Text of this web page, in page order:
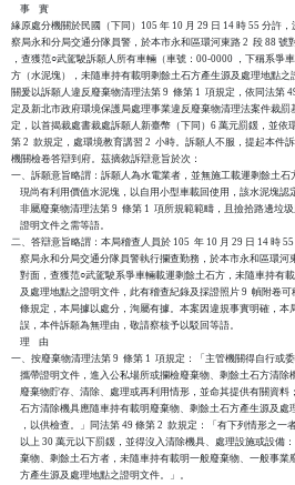
    事    實
緣原處分機關於民國（下同）105 年 10 月 29 日 14 時 55 分許
察局永和分局交通分隊員警，於本市永和區環河東路 2  段 88 號
，查獲范○武駕駛訴願人所有車輛（車號：00-0000 ，下稱系爭
方（水泥塊），未隨車持有載明剩餘土石方產生源及處理地點之
關爰以訴願人違反廢棄物清理法第 9  條第 1  項規定，依同法第
定及新北市政府環境保護局處理事業違反廢棄物清理法案件裁罰
定，以首揭裁處書裁處訴願人新臺幣（下同）6 萬元罰鍰，並依
第 2  款規定，處環境教育講習 2  小時。訴願人不服，提起本件
機關檢卷答辯到府。茲摘敘訴辯意旨於次：
一、訴願意旨略謂：訴願人為水電業者，並無施工載運剩餘土石
現尚有利用價值水泥塊，以自用小型車載回使用，該水泥塊認
非屬廢棄物清理法第 9  條第 1  項所規範範疇，且撿拾路邊垃
    證明文件之需等語。
二、答辯意旨略謂：本局稽查人員於 105  年 10 月 29 日 14 時
察局永和分局交通分隊員警執行攔查勤務，於本市永和區環河東
對面，查獲范○武駕駛系爭車輛載運剩餘土石方，未隨車持有
及處理地點之證明文件，此有稽查紀錄及採證照片 9  幀附卷
條規定，本局據以處分，洵屬有據。本案因違規事實明確，本
    誤，本件訴願為無理由，敬請察核予以駁回等語。
    理    由
一、按廢棄物清理法第 9  條第 1  項規定：「主管機關得自行或
攜帶證明文件，進入公私場所或攔檢廢棄物、剩餘土石方清除
廢棄物貯存、清除、處理或再利用情形，並命其提供有關資料
石方清除機具應隨車持有載明廢棄物、剩餘土石方產生源及處
，以供檢查。」同法第 49 條第 2  款規定：「有下列情形之一
以上 30 萬元以下罰鍰，並得沒入清除機具、處理設施或設
棄物、剩餘土石方者，未隨車持有載明一般廢棄物、一般事業
    方產生源及處理地點之證明文件。」。